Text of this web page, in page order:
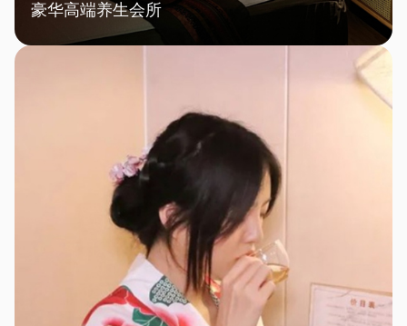
豪华高端养生会所